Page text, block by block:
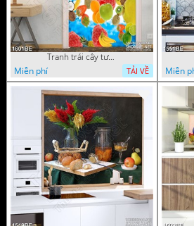
Tranh trái cây tươi trong dòng nước mát in bếp
Miễn phí
TẢI VỀ
Miễn